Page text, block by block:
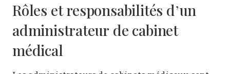
Rôles et responsabilités d’un
administrateur de cabinet
médical